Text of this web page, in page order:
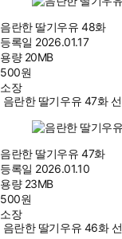
음란한 딸기우유 48화
등록일 2026.01.17
용량 20MB
500원
소장
음란한 딸기우유 47화
음란한 딸기우유 47화
등록일 2026.01.10
용량 23MB
500원
소장
음란한 딸기우유 46화